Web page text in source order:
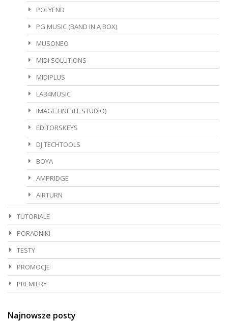
POLYEND
PG MUSIC (BAND IN A BOX)
MUSONEO
MIDI SOLUTIONS
MIDIPLUS
LAB4MUSIC
IMAGE LINE (FL STUDIO)
EDITORSKEYS
DJ TECHTOOLS
BOYA
AMPRIDGE
AIRTURN
TUTORIALE
PORADNIKI
TESTY
PROMOCJE
PREMIERY
Najnowsze posty